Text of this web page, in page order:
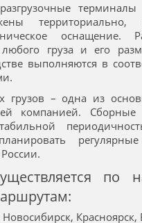
оснащение.
любого груза и его
выполняются в
грузов – одна из
компанией.
регулярные
по
Красноярск,